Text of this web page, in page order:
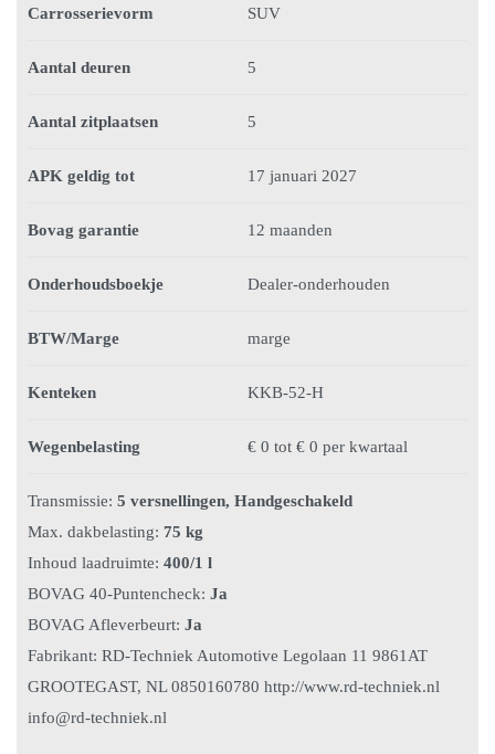
Carrosserievorm SUV
Aantal deuren 5
Aantal zitplaatsen 5
APK geldig tot 17 januari 2027
Bovag garantie 12 maanden
Onderhoudsboekje Dealer-onderhouden
BTW/Marge marge
Kenteken KKB-52-H
Wegenbelasting € 0 tot € 0 per kwartaal
Transmissie: 5 versnellingen, Handgeschakeld
Max. dakbelasting: 75 kg
Inhoud laadruimte: 400/1 l
BOVAG 40-Puntencheck: Ja
BOVAG Afleverbeurt: Ja
Fabrikant: RD-Techniek Automotive Legolaan 11 9861AT
GROOTEGAST, NL 0850160780 http://www.rd-techniek.nl
info@rd-techniek.nl